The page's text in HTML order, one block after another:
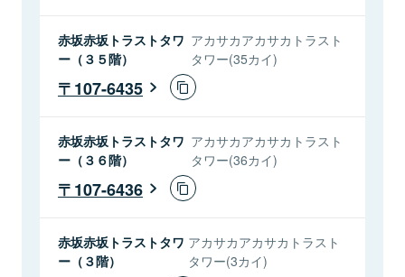
赤坂赤坂トラストタワ
ー（３５階）
アカサカアカサカトラスト
タワー(35カイ)
107-6435
赤坂赤坂トラストタワ
ー（３６階）
アカサカアカサカトラスト
タワー(36カイ)
107-6436
赤坂赤坂トラストタワ
ー（３階）
アカサカアカサカトラスト
タワー(3カイ)